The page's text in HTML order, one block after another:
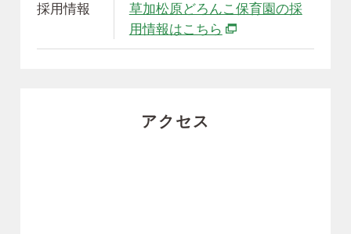
採用情報
草加松原どろんこ保育園の採
用情報はこちら 別ウィンドウで開き
アクセス